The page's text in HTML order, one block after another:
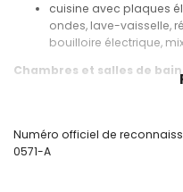
cuisine avec plaques
ondes, lave-vaisselle,
bouilloire électrique,
Chambres et salles de
chambre avec
Numéro officiel de
0571-A